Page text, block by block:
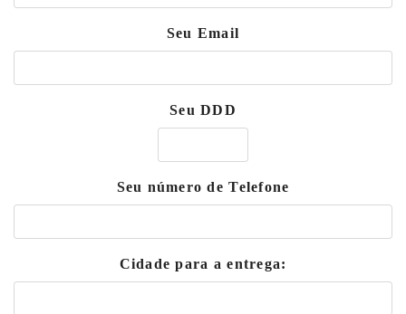
Seu Email
Seu DDD
Seu número de Telefone
Cidade para a entrega: